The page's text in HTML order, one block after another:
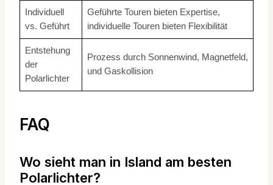
Individuell
vs. Geführt
Geführte Touren bieten Expertise,
individuelle Touren bieten Flexibilität
Entstehung
der
Polarlichter
Prozess durch Sonnenwind, Magnetfeld,
und Gaskollision
FAQ
Wo sieht man in Island am besten
Polarlichter?